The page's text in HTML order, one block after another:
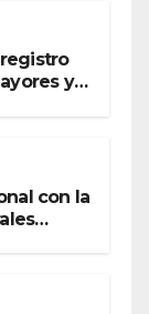
y
con la